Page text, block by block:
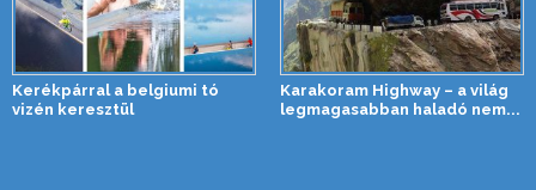
Kerékpárral a belgiumi tó
vizén keresztül
Karakoram Highway – a világ
legmagasabban haladó nem...